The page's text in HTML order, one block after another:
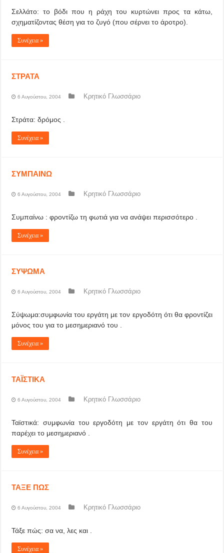
Σελλάτο: το βόδι που η ράχη του κυρτώνει προς τα κάτω,
σχηματίζοντας θέση για το ζυγό (που σέρνει το άροτρο).
Συνέχεια »
ΣΤΡΑΤΑ
6 Αυγούστου, 2004 Κρητικό Γλωσσάριο
Στράτα: δρόμος .
Συνέχεια »
ΣΥΜΠΑΙΝΩ
6 Αυγούστου, 2004 Κρητικό Γλωσσάριο
Συμπαίνω : φροντίζω τη φωτιά για να ανάψει περισσότερο .
Συνέχεια »
ΣΥΨΩΜΑ
6 Αυγούστου, 2004 Κρητικό Γλωσσάριο
Σύψωμα:συμφωνία του εργάτη με τον εργοδότη ότι θα φροντίζει
μόνος του για το μεσημεριανό του .
Συνέχεια »
ΤΑΪΣΤΙΚΑ
6 Αυγούστου, 2004 Κρητικό Γλωσσάριο
Ταϊστικά: συμφωνία του εργοδότη με τον εργάτη ότι θα του
παρέχει το μεσημεριανό .
Συνέχεια »
ΤΑΞΕ ΠΩΣ
6 Αυγούστου, 2004 Κρητικό Γλωσσάριο
Τάξε πώς: σα να, λες και .
Συνέχεια »